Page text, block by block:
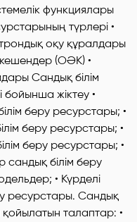
функциялары
түрлері •
оқу құралдары
(ОӘК) •
Сандық білім
жіктеу •
беру ресурстары; •
беру ресурстары; •
беру ресурстары; •
білім беру
• Күрделі
ресурстары. Сандық
талаптар: •